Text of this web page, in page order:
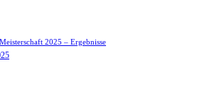
2025 – Ergebnisse